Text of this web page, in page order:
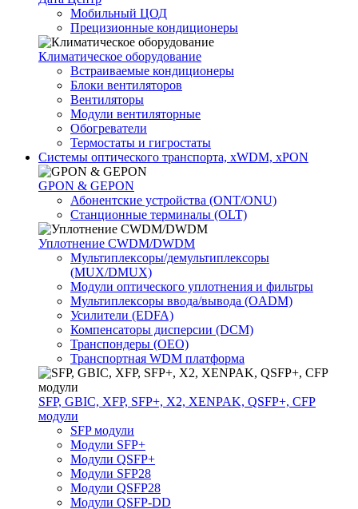
Мобильный ЦОД
Прецизионные кондиционеры
Климатичeское оборудование
Встраиваемые кондиционеры
Блоки вентиляторов
Вентиляторы
Модули вентиляторные
Обогреватели
Термостаты и гигростаты
Системы оптического транспорта, xWDM, xPON
GPON & GEPON
Абонентские устройства (ONT/ONU)
Станционные терминалы (OLT)
Уплотнение CWDM/DWDM
Мультиплексоры/демультиплексоры
(MUX/DMUX)
Модули оптического уплотнения и фильтры
Мультиплексоры ввода/вывода (OADM)
Усилители (EDFA)
Компенсаторы дисперсии (DCM)
Транспондеры (OEO)
Транспортная WDM платформа
SFP, GBIC, XFP, SFP+, X2, XENPAK, QSFP+, CFP
модули
SFP модули
Модули SFP+
Модули QSFP+
Модули SFP28
Модули QSFP28
Модули QSFP-DD